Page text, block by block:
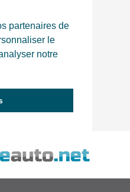
partenaires de
le
notre